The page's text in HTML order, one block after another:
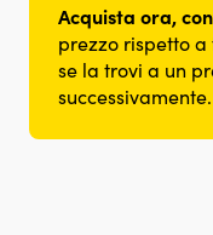
Acquista ora,
prezzo rispetto
se la trovi a un